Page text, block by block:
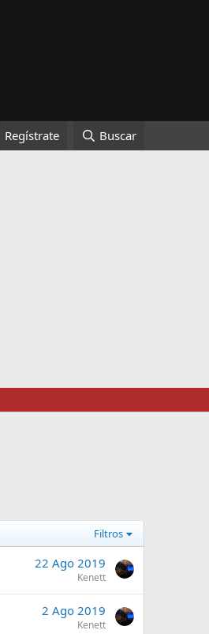
Regístrate Buscar
Filtros
22 Ago 2019
Kenett
2 Ago 2019
Kenett